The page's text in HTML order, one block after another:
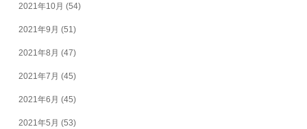
2021年10月 (54)
2021年9月 (51)
2021年8月 (47)
2021年7月 (45)
2021年6月 (45)
2021年5月 (53)